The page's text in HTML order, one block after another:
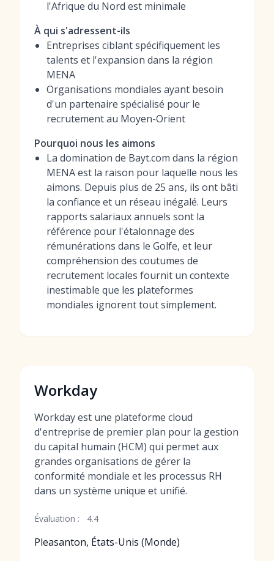
l'Afrique du Nord est minimale
À qui s'adressent-ils
Entreprises ciblant spécifiquement les
talents et l'expansion dans la région
MENA
Organisations mondiales ayant besoin
d'un partenaire spécialisé pour le
recrutement au Moyen-Orient
Pourquoi nous les aimons
La domination de Bayt.com dans la région
MENA est la raison pour laquelle nous les
aimons. Depuis plus de 25 ans, ils ont bâti
la confiance et un réseau inégalé. Leurs
rapports salariaux annuels sont la
référence pour l'étalonnage des
rémunérations dans le Golfe, et leur
compréhension des coutumes de
recrutement locales fournit un contexte
inestimable que les plateformes
mondiales ignorent tout simplement.
Workday
Workday est une plateforme cloud
d'entreprise de premier plan pour la gestion
du capital humain (HCM) qui permet aux
grandes organisations de gérer la
conformité mondiale et les processus RH
dans un système unique et unifié.
Évaluation : 4.4
Pleasanton, États-Unis (Monde)